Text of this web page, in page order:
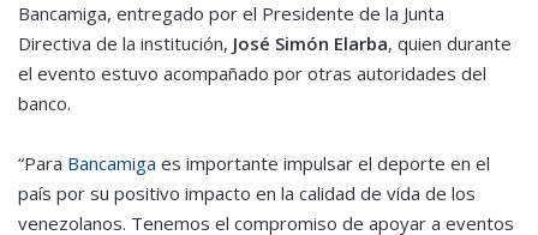
Bancamiga, entregado por el Presidente de la Junta
Directiva de la institución, José Simón Elarba, quien durante
el evento estuvo acompañado por otras autoridades del
banco.
“Para Bancamiga es importante impulsar el deporte en el
país por su positivo impacto en la calidad de vida de los
venezolanos. Tenemos el compromiso de apoyar a eventos